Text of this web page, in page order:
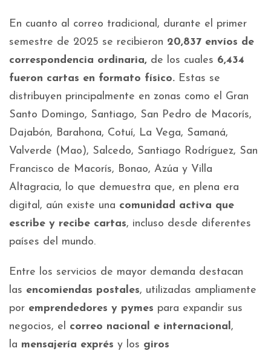
En cuanto al correo tradicional, durante el primer
semestre de 2025 se recibieron 20,837 envíos de
correspondencia ordinaria, de los cuales 6,434
fueron cartas en formato físico. Estas se
distribuyen principalmente en zonas como el Gran
Santo Domingo, Santiago, San Pedro de Macorís,
Dajabón, Barahona, Cotuí, La Vega, Samaná,
Valverde (Mao), Salcedo, Santiago Rodríguez, San
Francisco de Macorís, Bonao, Azúa y Villa
Altagracia, lo que demuestra que, en plena era
digital, aún existe una comunidad activa que
escribe y recibe cartas, incluso desde diferentes
países del mundo.
Entre los servicios de mayor demanda destacan
las encomiendas postales, utilizadas ampliamente
por emprendedores y pymes para expandir sus
negocios, el correo nacional e internacional,
la mensajería exprés y los giros